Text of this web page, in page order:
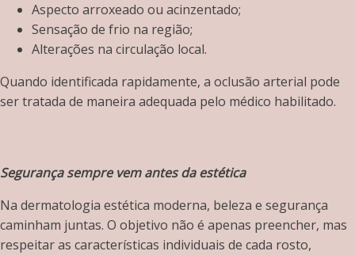
Aspecto arroxeado ou acinzentado;
Sensação de frio na região;
Alterações na circulação local.
Quando identificada rapidamente, a oclusão arterial pode
ser tratada de maneira adequada pelo médico habilitado.
Segurança sempre vem antes da estética
Na dermatologia estética moderna, beleza e segurança
caminham juntas. O objetivo não é apenas preencher, mas
respeitar as características individuais de cada rosto,